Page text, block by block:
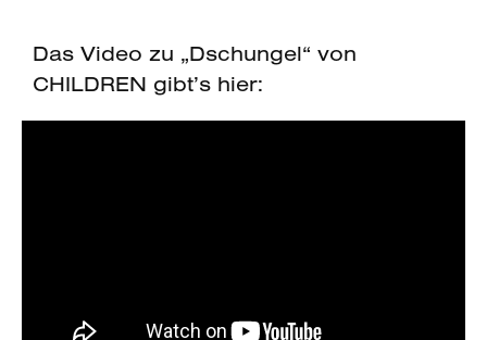
Das Video zu „Dschungel“ von
CHILDREN gibt’s hier: